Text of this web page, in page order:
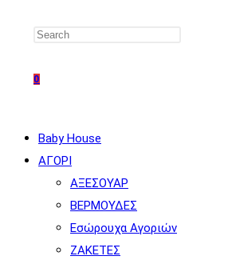
0
Baby House
ΑΓΟΡΙ
ΑΞΕΣΟΥΑΡ
ΒΕΡΜΟΥΔΕΣ
Εσώρουχα Αγοριών
ΖΑΚΕΤΕΣ